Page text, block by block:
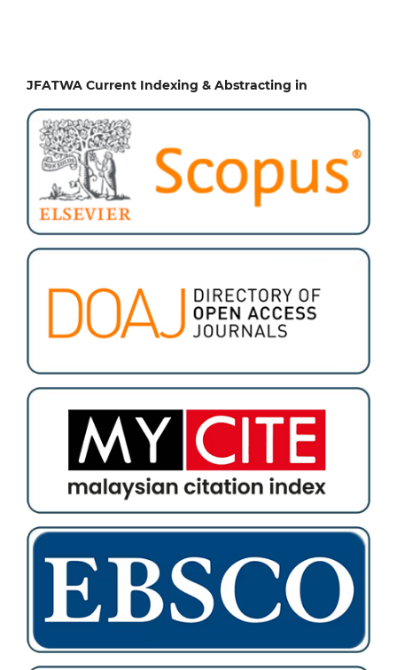
JFATWA Current Indexing & Abstracting in